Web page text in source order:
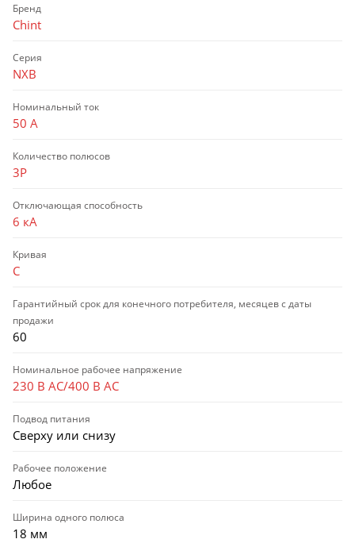
Бренд
Chint
Серия
NXB
Номинальный ток
50 А
Количество полюсов
3P
Отключающая способность
6 кА
Кривая
C
Гарантийный срок для конечного потребителя, месяцев с даты
продажи
60
Номинальное рабочее напряжение
230 В AC/400 В AC
Подвод питания
Сверху или снизу
Рабочее положение
Любое
Ширина одного полюса
18 мм